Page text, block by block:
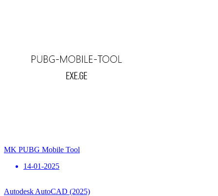
MK PUBG Mobile Tool
14-01-2025
Autodesk AutoCAD (2025)